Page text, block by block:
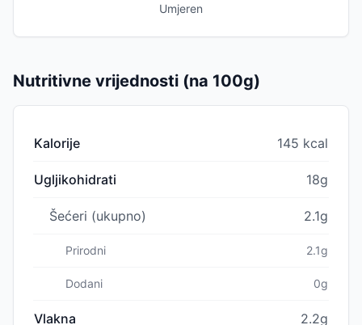
Umjeren
Nutritivne vrijednosti (na 100g)
Kalorije 145 kcal
Ugljikohidrati 18g
Šećeri (ukupno) 2.1g
Prirodni 2.1g
Dodani 0g
Vlakna 2.2g